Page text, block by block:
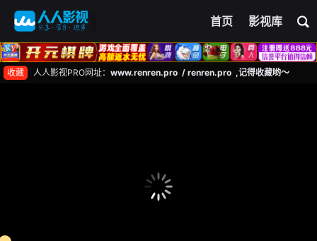
首页 影视库
收藏 人人影视PRO网址： www.renren.pro / renren.pro ,记得收藏哟～